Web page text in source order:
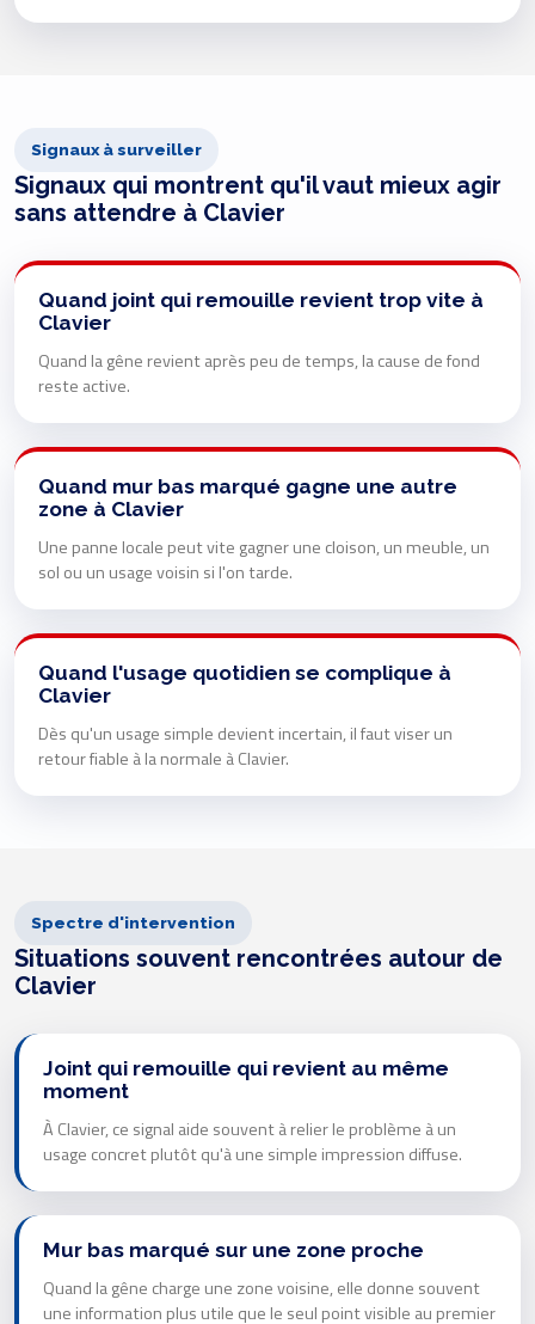
Signaux à surveiller
Signaux qui montrent qu'il vaut mieux agir
sans attendre à Clavier
Quand joint qui remouille revient trop vite à
Clavier
Quand la gêne revient après peu de temps, la cause de fond
reste active.
Quand mur bas marqué gagne une autre
zone à Clavier
Une panne locale peut vite gagner une cloison, un meuble, un
sol ou un usage voisin si l'on tarde.
Quand l'usage quotidien se complique à
Clavier
Dès qu'un usage simple devient incertain, il faut viser un
retour fiable à la normale à Clavier.
Spectre d'intervention
Situations souvent rencontrées autour de
Clavier
Joint qui remouille qui revient au même
moment
À Clavier, ce signal aide souvent à relier le problème à un
usage concret plutôt qu'à une simple impression diffuse.
Mur bas marqué sur une zone proche
Quand la gêne charge une zone voisine, elle donne souvent
une information plus utile que le seul point visible au premier